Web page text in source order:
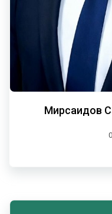
Мирсаидов